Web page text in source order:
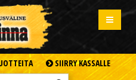
SIIRRY KASSALLE